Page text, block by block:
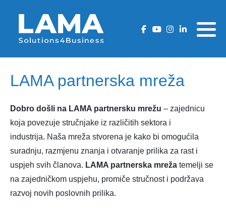
LAMA partnerska mreža
Dobro došli na LAMA partnersku mrežu – zajednicu
koja povezuje stručnjake iz različitih sektora i
industrija. Naša mreža stvorena je kako bi omogućila
suradnju, razmjenu znanja i otvaranje prilika za rast i
uspjeh svih članova. LAMA partnerska mreža temelji se
na zajedničkom uspjehu, promiče stručnost i podržava
razvoj novih poslovnih prilika.
Zašto LAFMS DMS?
AcheroDMS Cloud rješenje
ArcheroDMS Cloud
Cjenik Hrvatska
Cjenik Slovenija
LaFMS DMS